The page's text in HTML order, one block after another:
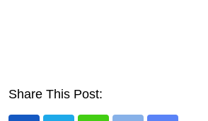
Share This Post: